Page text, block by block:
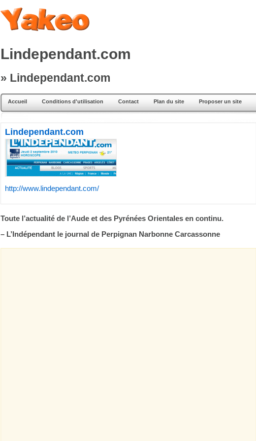
Lindependant.com
» Lindependant.com
Accueil Conditions d'utilisation Contact Plan du site Proposer un site
Lindependant.com
http://www.lindependant.com/
Toute l’actualité de l’Aude et des Pyrénées Orientales en continu.
– L’Indépendant le journal de Perpignan Narbonne Carcassonne